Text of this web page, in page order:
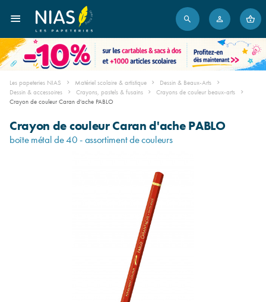
Les papeteries NIAS Matériel scolaire & artistique
Dessin & Beaux-Arts
Dessin & accessoires
Crayons, pastels & fusains
Crayons de couleur beaux-arts
Crayon de couleur Caran d'ache PABLO
Crayon de couleur Caran d'ache PABLO
boîte métal de 40 - assortiment de couleurs